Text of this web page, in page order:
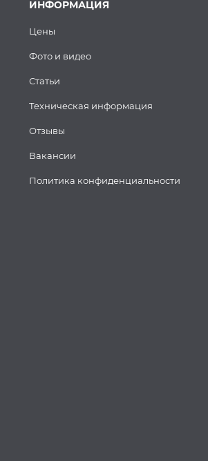
ИНФОРМАЦИЯ
Цены
Фото и видео
Статьи
Техническая информация
Отзывы
Вакансии
Политика конфиденциальности